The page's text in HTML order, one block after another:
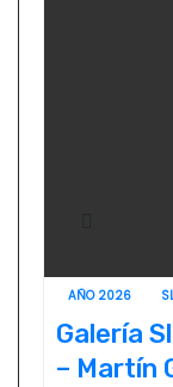
AÑO 2026
Galería
– Martín